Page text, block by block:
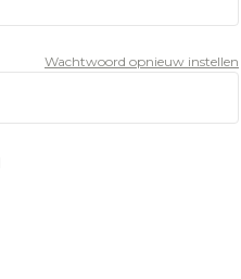
Wachtwoord opnieuw instellen